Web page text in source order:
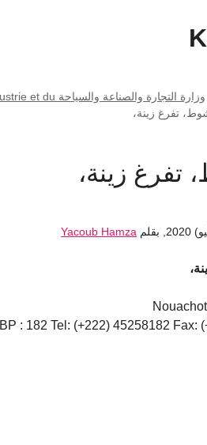
وزارة التجارة والصناعة والسياحة Ministère du Commerce, de l’Industrie et du (...)
تفرغ زينة،
تفرغ زينة،
بقلم Yacoub Hamza
BP : 182 Tel: (+222) 45258182 Fax: